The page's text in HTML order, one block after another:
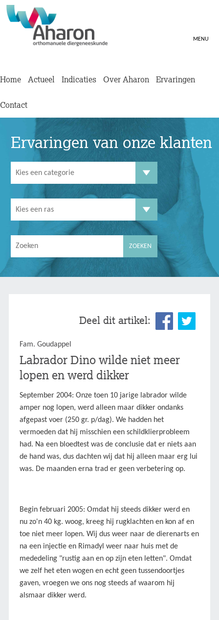
MENU
Home Actueel Indicaties Over Aharon Ervaringen
Contact
Ervaringen van onze klanten
Deel dit artikel:
Fam. Goudappel
Labrador Dino wilde niet meer
lopen en werd dikker
September 2004: Onze toen 10 jarige labrador wilde
amper nog lopen, werd alleen maar dikker ondanks
afgepast voer (250 gr. p/dag). We hadden het
vermoeden dat hij misschien een schildklierprobleem
had. Na een bloedtest was de conclusie dat er niets aan
de hand was, dus dachten wij dat hij alleen maar erg lui
was. De maanden erna trad er geen verbetering op.
Begin februari 2005: Omdat hij steeds dikker werd en
nu zo'n 40 kg. woog, kreeg hij rugklachten en kon af en
toe niet meer lopen. Wij dus weer naar de dierenarts en
na een injectie en Rimadyl weer naar huis met de
mededeling "rustig aan en op zijn eten letten". Omdat
we zelf het eten wogen en echt geen tussendoortjes
gaven, vroegen we ons nog steeds af waarom hij
alsmaar dikker werd.